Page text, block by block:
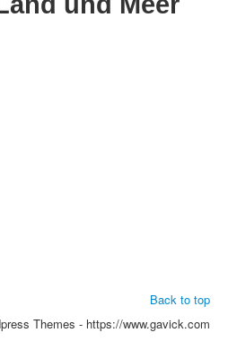
Back to top
Themes - https://www.gavick.com